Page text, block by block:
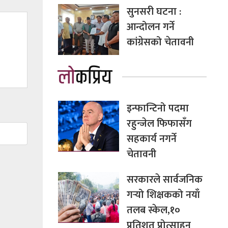
सुनसरी घटना :
आन्दोलन गर्ने
कांग्रेसको चेतावनी
लोकप्रिय
इन्फान्टिनो पदमा
रहुन्जेल फिफासँग
सहकार्य नगर्ने
चेतावनी
सरकारले सार्वजनिक
गर्‍यो शिक्षकको नयाँ
तलब स्केल,१०